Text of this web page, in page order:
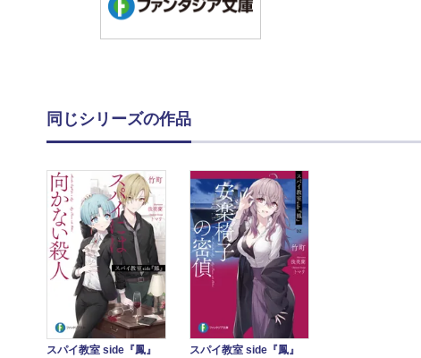
同じシリーズの作品
スパイ教室 side『鳳』
スパイ教室 side『鳳』